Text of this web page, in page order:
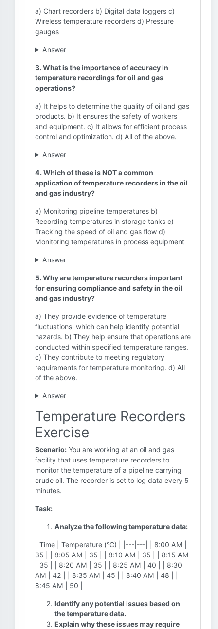
a) Chart recorders b) Digital data loggers c)
Wireless temperature recorders d) Pressure
gauges
Answer
3. What is the importance of accuracy in
temperature recordings for oil and gas
operations?
a) It helps to determine the quality of oil and gas
products. b) It ensures the safety of workers
and equipment. c) It allows for efficient process
control and optimization. d) All of the above.
Answer
4. Which of these is NOT a common
application of temperature recorders in the oil
and gas industry?
a) Monitoring pipeline temperatures b)
Recording temperatures in storage tanks c)
Tracking the speed of oil and gas flow d)
Monitoring temperatures in process equipment
Answer
5. Why are temperature recorders important
for ensuring compliance and safety in the oil
and gas industry?
a) They provide evidence of temperature
fluctuations, which can help identify potential
hazards. b) They help ensure that operations are
conducted within specified temperature ranges.
c) They contribute to meeting regulatory
requirements for temperature monitoring. d) All
of the above.
Answer
Temperature Recorders
Exercise
Scenario: You are working at an oil and gas
facility that uses temperature recorders to
monitor the temperature of a pipeline carrying
crude oil. The recorder is set to log data every 5
minutes.
Task:
Analyze the following temperature data:
| Time | Temperature (°C) | |---|---| | 8:00 AM |
35 | | 8:05 AM | 35 | | 8:10 AM | 35 | | 8:15 AM
| 35 | | 8:20 AM | 35 | | 8:25 AM | 40 | | 8:30
AM | 42 | | 8:35 AM | 45 | | 8:40 AM | 48 | |
8:45 AM | 50 |
Identify any potential issues based on
the temperature data.
Explain why these issues may require